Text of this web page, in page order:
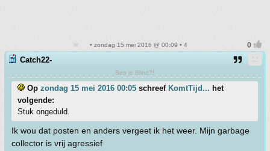
• zondag 15 mei 2016 @ 00:09 • 4
Catch22-
Ben je Blind?!
Op zondag 15 mei 2016 00:05 schreef KomtTijd... het
volgende:
Stuk ongeduld.
Ik wou dat posten en anders vergeet ik het weer. Mijn garbage
collector is vrij agressief